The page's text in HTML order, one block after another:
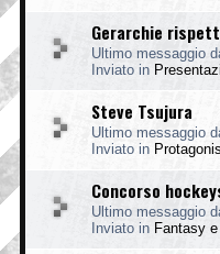
Gerarchie
Ultimo messaggio
Inviato in
Steve Tsujura
Ultimo messaggio
Inviato in
Concorso
Ultimo messaggio
Inviato in Fantasy